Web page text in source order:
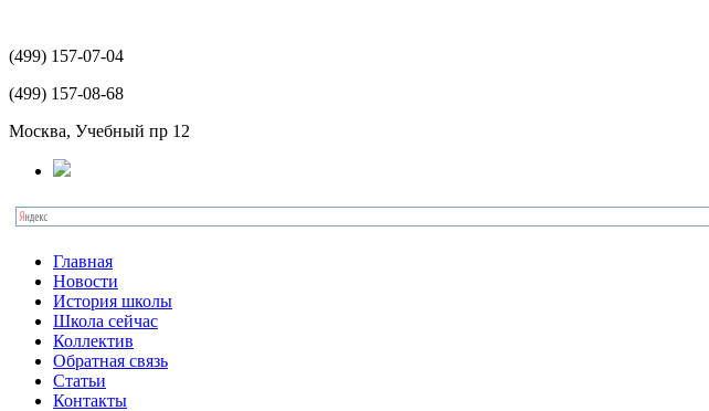
(499) 157-07-04
(499) 157-08-68
Москва, Учебный пр 12
Главная
Новости
История школы
Школа сейчас
Коллектив
Обратная связь
Статьи
Контакты